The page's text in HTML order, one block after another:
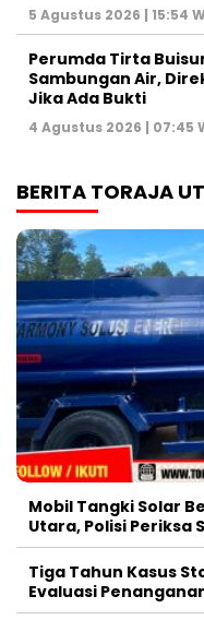
5 Agustus 2026 | 15:54
Perumda Tirta
Sambungan Air,
Jika Ada Bukti
4 Agustus 2026 | 07:45
BERITA TORAJA
Mobil Tangki Solar
Utara, Polisi Periksa
Tiga Tahun Kasus
Evaluasi